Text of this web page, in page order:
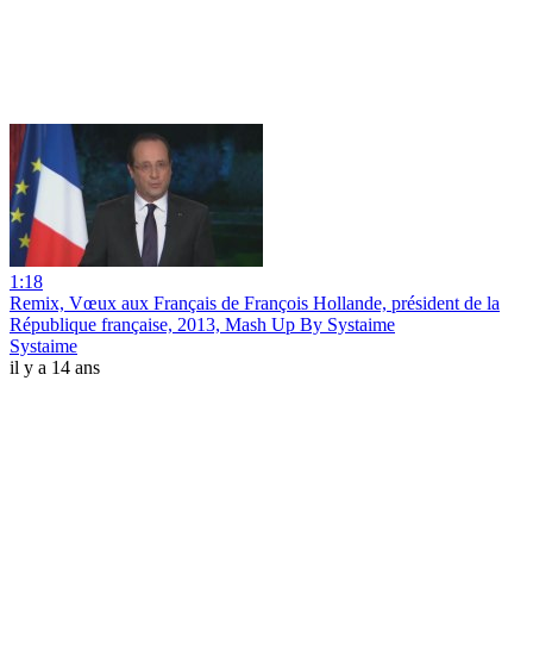
1:18
Remix, Vœux aux Français de François Hollande, président de la
République française, 2013, Mash Up By Systaime
Systaime
il y a 14 ans